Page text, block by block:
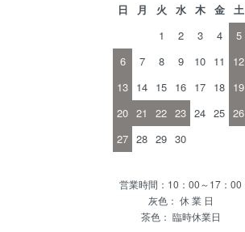
日 月 火 水 木 金
土
1
2 3 4
5
6
7 8 9 10 11
12
13 14 15 16 17 18 19
20 21 22 23 24 25 26
27 28 29 30
営業時間：10：00～17：00
灰色： 休 業 日
茶色： 臨時休業日